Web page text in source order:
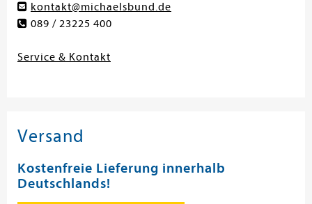
kontakt@michaelsbund.de
089 / 23225 400
Service & Kontakt
Versand
Kostenfreie Lieferung innerhalb
Deutschlands!